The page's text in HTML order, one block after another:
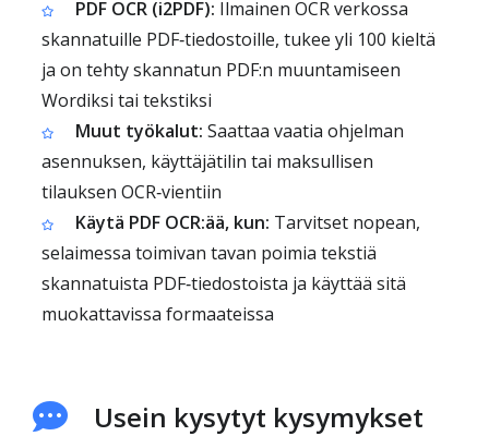
PDF OCR (i2PDF): Ilmainen OCR verkossa
skannatuille PDF‑tiedostoille, tukee yli 100 kieltä
ja on tehty skannatun PDF:n muuntamiseen
Wordiksi tai tekstiksi
Muut työkalut: Saattaa vaatia ohjelman
asennuksen, käyttäjätilin tai maksullisen
tilauksen OCR‑vientiin
Käytä PDF OCR:ää, kun: Tarvitset nopean,
selaimessa toimivan tavan poimia tekstiä
skannatuista PDF‑tiedostoista ja käyttää sitä
muokattavissa formaateissa
Usein kysytyt kysymykset